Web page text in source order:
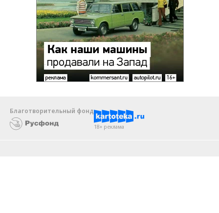
Благотворительный фонд
18+ реклама